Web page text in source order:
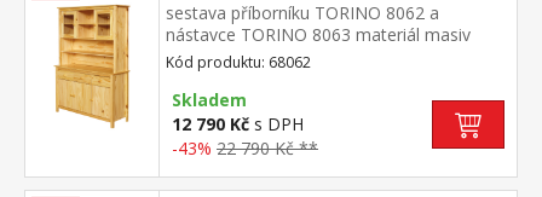
sestava příborníku TORINO 8062 a
nástavce TORINO 8063 materiál masiv
borovice, lakované provedení příborník: 3
dveře, 3 zásuvky s kovovými
pojezdy nástavec: dvoje prosklená
dvířka rozměr příborníku (š/h/v) 129 × 40 ×
80 cm rozměr nástavce (š/h/v) 129 × 33 ×
Kód produktu: 68062
Skladem
12 790 Kč s DPH
-43% 22 790 Kč **